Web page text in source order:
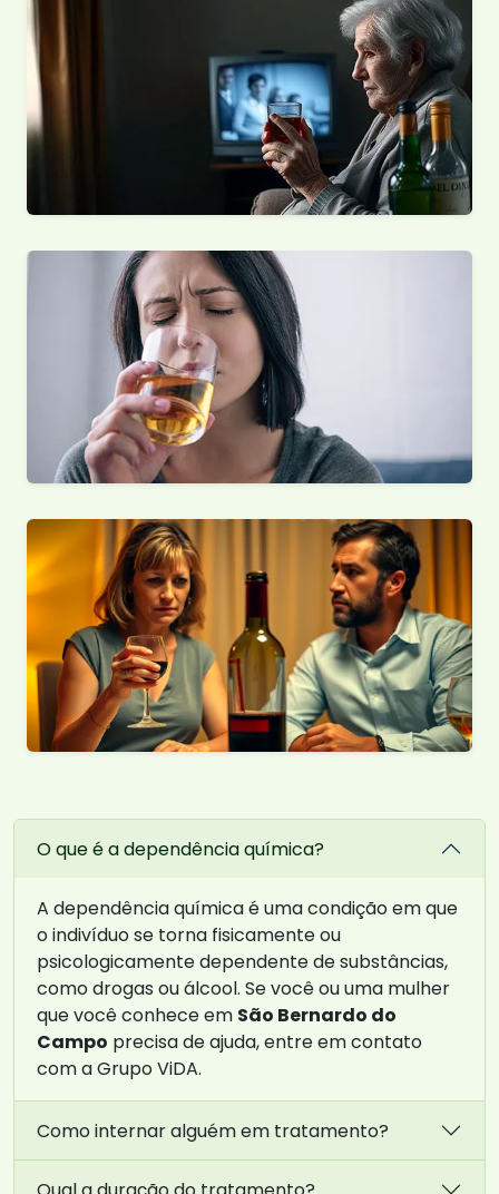
O que é a dependência química?
A dependência química é uma condição em que
o indivíduo se torna fisicamente ou
psicologicamente dependente de substâncias,
como drogas ou álcool. Se você ou uma mulher
que você conhece em São Bernardo do
Campo precisa de ajuda, entre em contato
com a Grupo ViDA.
Como internar alguém em tratamento?